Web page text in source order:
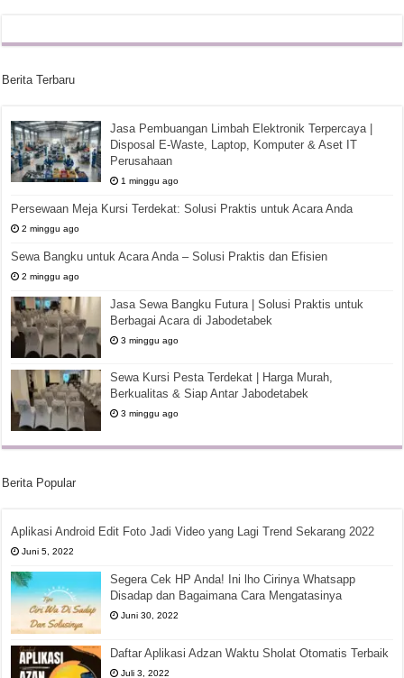
Berita Terbaru
Jasa Pembuangan Limbah Elektronik Terpercaya |
Disposal E-Waste, Laptop, Komputer & Aset IT
Perusahaan
1 minggu ago
Persewaan Meja Kursi Terdekat: Solusi Praktis untuk Acara Anda
2 minggu ago
Sewa Bangku untuk Acara Anda – Solusi Praktis dan Efisien
2 minggu ago
Jasa Sewa Bangku Futura | Solusi Praktis untuk
Berbagai Acara di Jabodetabek
3 minggu ago
Sewa Kursi Pesta Terdekat | Harga Murah,
Berkualitas & Siap Antar Jabodetabek
3 minggu ago
Berita Popular
Aplikasi Android Edit Foto Jadi Video yang Lagi Trend Sekarang 2022
Juni 5, 2022
Segera Cek HP Anda! Ini lho Cirinya Whatsapp
Disadap dan Bagaimana Cara Mengatasinya
Juni 30, 2022
Daftar Aplikasi Adzan Waktu Sholat Otomatis Terbaik
Juli 3, 2022